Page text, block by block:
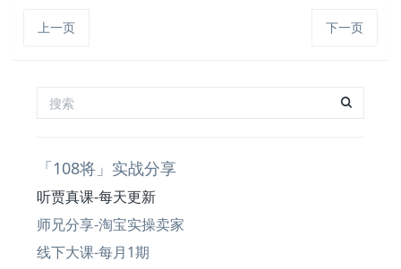
上一页 下一页
「108将」实战分享
听贾真课-每天更新
师兄分享-淘宝实操卖家
线下大课-每月1期